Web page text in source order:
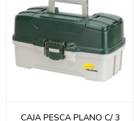
CAJA PESCA PLANO C/ 3